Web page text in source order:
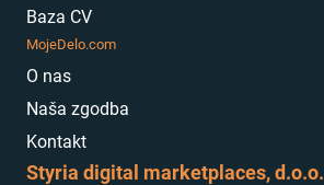
Baza CV
MojeDelo.com
O nas
Naša zgodba
Kontakt
Styria digital marketplaces, d.o.o.